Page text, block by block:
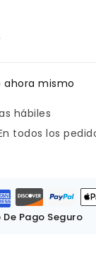
ahora mismo
hábiles
todos los
Pago Seguro